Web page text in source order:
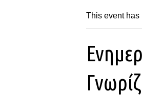
This event has